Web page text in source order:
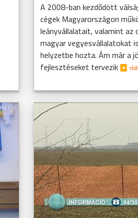
A 2008-ban kezdődött
cégek Magyarországon
leányvállalatait, valamint az
magyar vegyesvállalatokat
helyzetbe hozta. Ám már a
fejlesztéseket tervezik